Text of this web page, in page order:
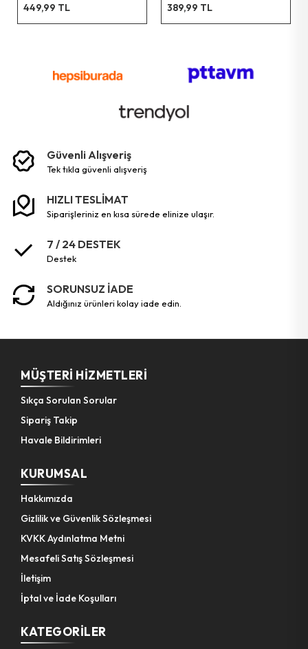
389,99 TL
Güvenli Alışveriş
tek tikla güvenli̇ alişveri̇ş
HIZLI TESLİMAT
siparişleriniz en kısa sürede elinize ulaşır.
7 / 24 DESTEK
destek
SORUNSUZ İADE
aldığınız ürünleri kolay iade edin.
MÜŞTERI HIZMETLERI
Sıkça Sorulan Sorular
Sipariş Takip
Havale Bildirimleri
KURUMSAL
Hakkımızda
Gizlilik ve Güvenlik Sözleşmesi
KVKK Aydınlatma Metni
Mesafeli Satış Sözleşmesi
İletişim
İptal ve İade Koşulları
KATEGORILER